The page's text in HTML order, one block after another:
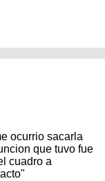
ocurrio sacarla
que tuvo fue
cuadro a